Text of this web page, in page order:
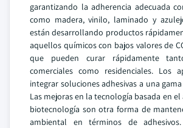
garantizando la adherencia adecuada
como madera, vinilo, laminado y
están desarrollando productos
aquellos químicos con bajos valores de
que pueden curar rápidamente
comerciales como residenciales. Los
integrar soluciones adhesivas a una
Las mejoras en la tecnología basada en el
biotecnología son otra forma de
ambiental en términos de